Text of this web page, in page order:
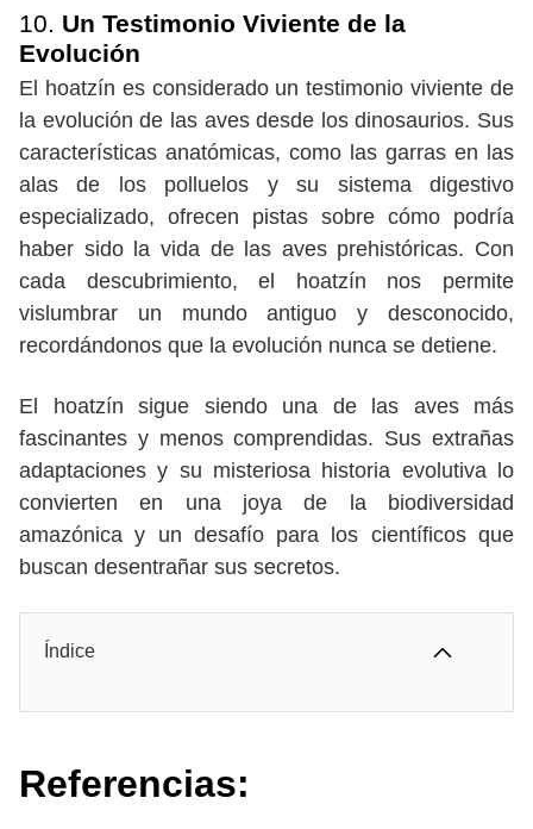
10. Un Testimonio Viviente de la
Evolución
El hoatzín es considerado un testimonio viviente de
la evolución de las aves desde los dinosaurios. Sus
características anatómicas, como las garras en las
alas de los polluelos y su sistema digestivo
especializado, ofrecen pistas sobre cómo podría
haber sido la vida de las aves prehistóricas. Con
cada descubrimiento, el hoatzín nos permite
vislumbrar un mundo antiguo y desconocido,
recordándonos que la evolución nunca se detiene.
El hoatzín sigue siendo una de las aves más
fascinantes y menos comprendidas. Sus extrañas
adaptaciones y su misteriosa historia evolutiva lo
convierten en una joya de la biodiversidad
amazónica y un desafío para los científicos que
buscan desentrañar sus secretos.
Índice
Referencias: